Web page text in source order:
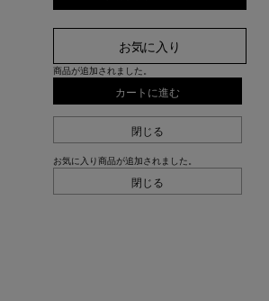
お気に入り
商品が追加されました。
カートに進む
閉じる
お気に入り商品が追加されました。
閉じる